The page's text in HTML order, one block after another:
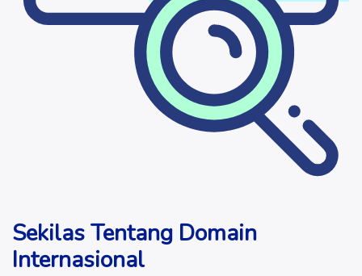
Sekilas Tentang Domain
Internasional